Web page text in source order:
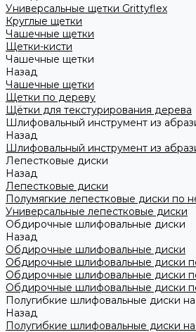
Универсальные щетки Grittyflex
Круглые щетки
Чашечные щетки
Щетки-кисти
Чашечные щетки
Назад
Чашечные щетки
Щетки по дереву
Щётки для текстурирования дерева
Шлифовальный инструмент из
Назад
Шлифовальный инструмент из
Лепестковые диски
Назад
Лепестковые диски
Полумягкие лепестковые диски по
Универсальные лепестковые диски
Обдирочные шлифовальные диски
Назад
Обдирочные шлифовальные диски
Обдирочные шлифовальные диски
Обдирочные шлифовальные диски
Обдирочные шлифовальные диски
Полугибкие шлифовальные диски
Назад
Полугибкие шлифовальные диски